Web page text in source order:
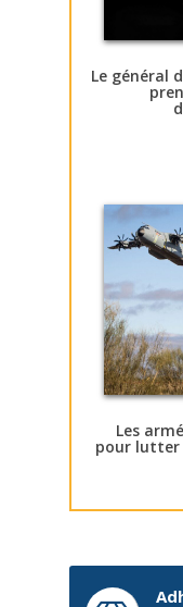
Le général
Les
pour lutter